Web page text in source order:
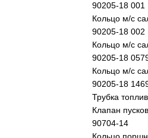
90205-18 001
Кольцо м/с
90205-18 002
Кольцо м/с
90205-18
Кольцо м/с
90205-18
Трубка
Клапан
90704-14